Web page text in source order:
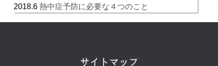
2018.6 熱中症予防に必要な４つのこと
サイトマップ